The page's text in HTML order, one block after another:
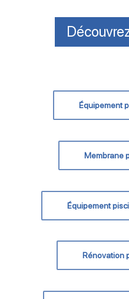
Équipement
Membrane
Équipement
Rénovation